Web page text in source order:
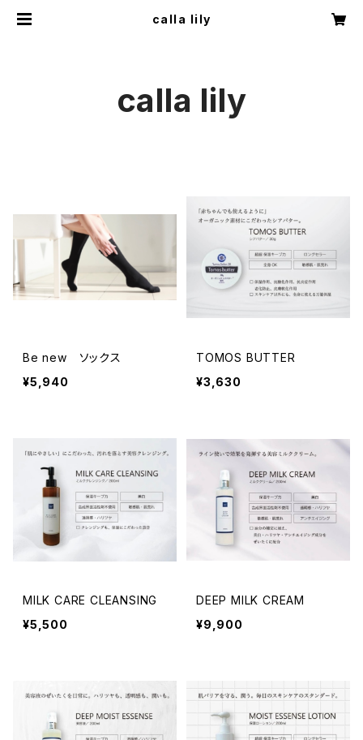
calla lily
calla lily
Be new ソックス
¥5,940
TOMOS BUTTER
¥3,630
MILK CARE CLEANSING
¥5,500
DEEP MILK CREAM
¥9,900